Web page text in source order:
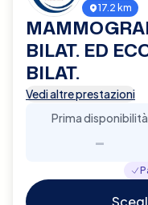
17.2 km
BILAT. ED
BILAT.
Vedi altre prestazioni
Prima disponibilità
-